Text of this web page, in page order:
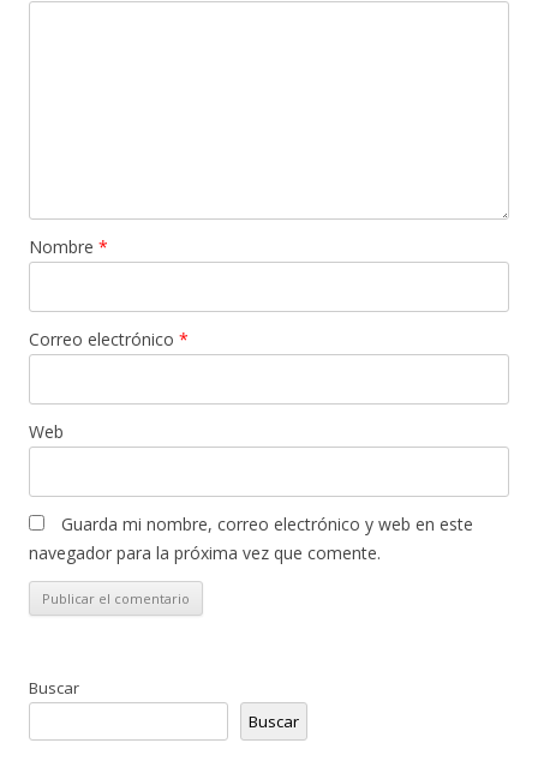
Nombre *
Correo electrónico *
Web
Guarda mi nombre, correo electrónico y web en este
navegador para la próxima vez que comente.
Buscar
Buscar